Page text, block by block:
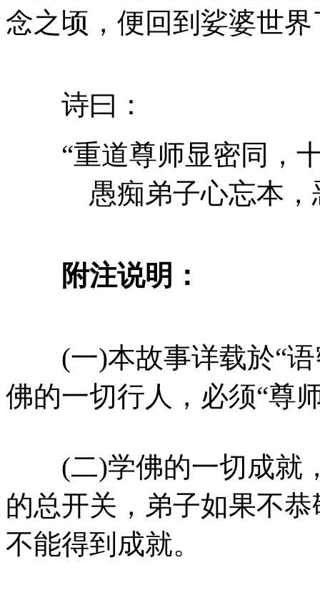
念之顷，便回到娑婆世界
诗曰：
“重道尊师显密同，十
愚痴弟子心忘本，恶
附注说明：
(一)本故事详载於“语
佛的一切行人，必须“尊
(二)学佛的一切成就
的总开关，弟子如果不
不能得到成就。